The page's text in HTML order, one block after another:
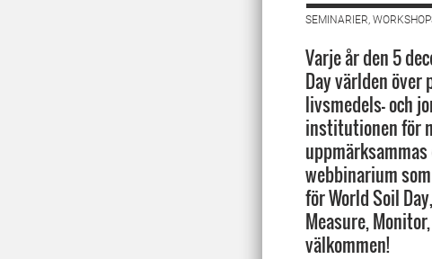
SEMINARIER,
Varje år den 5
Day världen över
livsmedels- och
institutionen för
webbinarium
för World Soil
Measure,
välkommen!